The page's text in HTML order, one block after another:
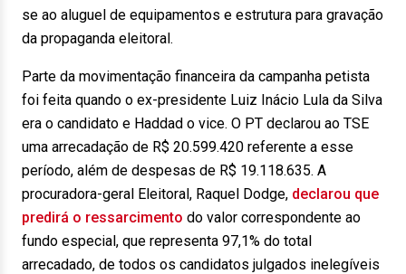
se ao aluguel de equipamentos e estrutura para gravação
da propaganda eleitoral.
Parte da movimentação financeira da campanha petista
foi feita quando o ex-presidente Luiz Inácio Lula da Silva
era o candidato e Haddad o vice. O PT declarou ao TSE
uma arrecadação de R$ 20.599.420 referente a esse
período, além de despesas de R$ 19.118.635. A
procuradora-geral Eleitoral, Raquel Dodge, declarou que
predirá o ressarcimento do valor correspondente ao
fundo especial, que representa 97,1% do total
arrecadado, de todos os candidatos julgados inelegíveis